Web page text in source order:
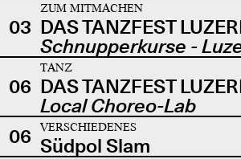
03
ZUM MITMACHEN
DAS TANZFEST
Schnupperkurse -
06
TANZ
DAS TANZFEST
Local Choreo-Lab
06
VERSCHIEDENES
Südpol Slam